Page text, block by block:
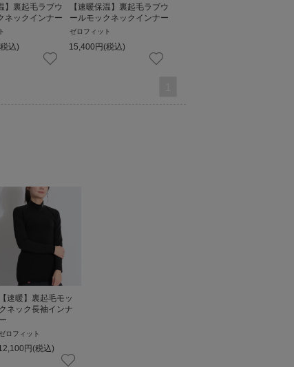
】裏起毛ラブウ
ネックインナー
込)
【速暖保温】裏起毛ラブウ
ールモックネックインナー
ゼロフィット
15,400円(税込)
【速暖】裏起毛モッ
クネック長袖インナ
ー
ロフィット
円(税込)